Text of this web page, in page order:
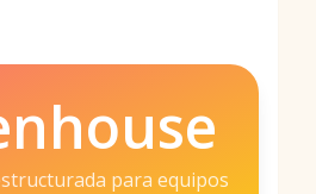
para equipos